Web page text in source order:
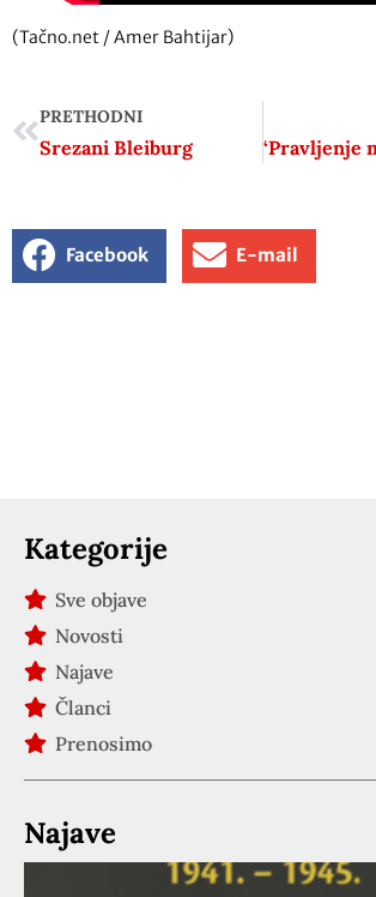
(Tačno.net / Amer Bahtijar)
PRETHODNI
Srezani Bleiburg
Facebook E-mail
Kategorije
Sve objave
Novosti
Najave
Članci
Prenosimo
Najave